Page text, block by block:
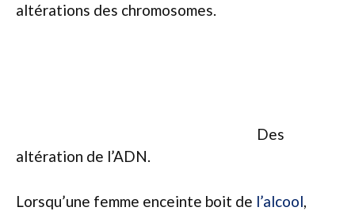
altérations des chromosomes.
Des
altération de l’ADN.
Lorsqu’une femme enceinte boit de l’alcool